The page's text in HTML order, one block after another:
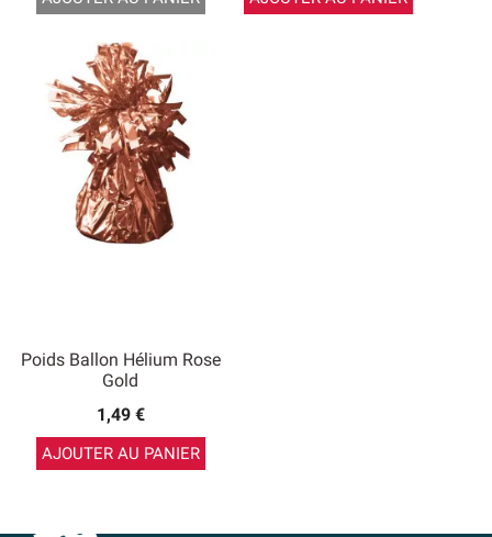
Poids Ballon Hélium Rose
Gold
1,49 €
AJOUTER AU PANIER